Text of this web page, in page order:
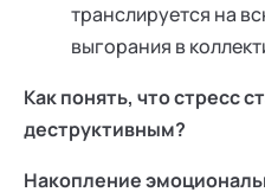
транслируется на
выгорания в
Как понять, что стресс
деструктивным?
Накопление